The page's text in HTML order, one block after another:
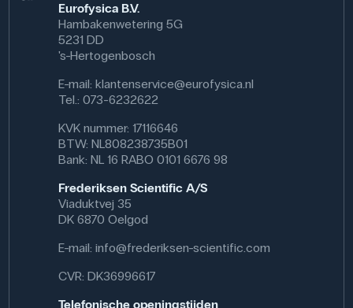
Eurofysica B.V.
Hambakenwetering 5G
5231 DD
's-Hertogenbosch
E-mail:klantenservice@eurofysica.nl
Tel.: 073-6232622
KVK nummer: 17116646
BTW: NL808238735B01
Bank: NL 16 RABO 0101 6676 98
Frederiksen Scientific A/S
Viaduktvej 35
DK 6870 Oelgod
E-mail:info@frederiksen-scientific.com
CVR: DK36996617
Telefonische openingstijden